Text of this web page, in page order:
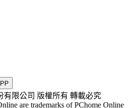
有限公司 版權所有 轉載必究
are trademarks of PChome Online